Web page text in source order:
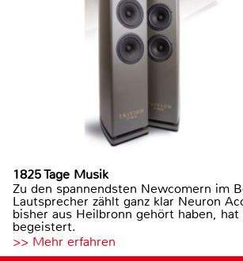
1825 Tage Musik
Zu den spannendsten Newcomern im
Lautsprecher zählt ganz klar Neuron
bisher aus Heilbronn gehört haben,
begeistert.
>> Mehr erfahren